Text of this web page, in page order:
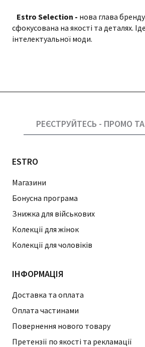
Estro Selection - нова глава
сфокусована на якості та деталях.
інтелектуальної моди.
РЕЄСТРУЙТЕСЬ - ПРОМО
ESTRO
Магазини
Бонусна програма
Знижка для військових
Колекції для жінок
Колекції для чоловіків
ІНФОРМАЦІЯ
Доставка та оплата
Оплата частинами
Повернення нового товару
Претензії по якості та рекламації